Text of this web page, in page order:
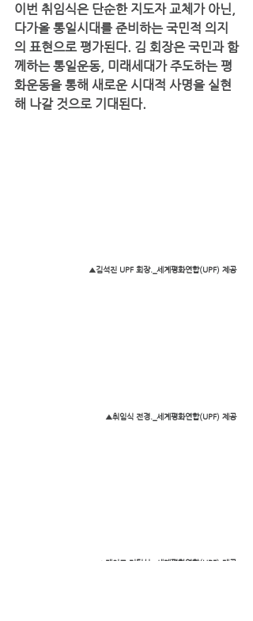
이번 취임식은 단순한 지도자 교체가 아닌,
다가올 통일시대를 준비하는 국민적 의지
의 표현으로 평가된다. 김 회장은 국민과 함
께하는 통일운동, 미래세대가 주도하는 평
화운동을 통해 새로운 시대적 사명을 실현
해 나갈 것으로 기대된다.
▲김석진 UPF 회장._세계평화연합(UPF) 제공
▲취임식 전경._세계평화연합(UPF) 제공
▲케이크 커팅식._세계평화연합(UPF) 제공